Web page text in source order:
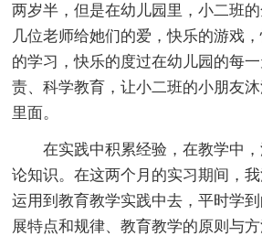
两岁半，但是在幼儿园里，小二班
几位老师给她们的爱，快乐的游戏
的学习，快乐的度过在幼儿园的每
责、科学教育，让小二班的小朋友
里面。
在实践中积累经验，在教学中
论知识。在这两个月的实习期间，
运用到教育教学实践中去，平时学
展特点和规律、教育教学的原则与